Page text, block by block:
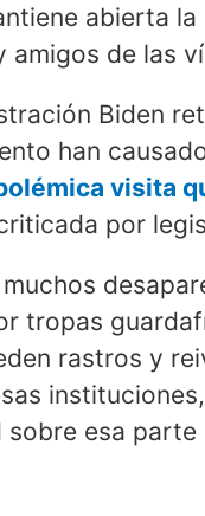
abierta
amigos de las
Biden
han
visita
por
tropas
rastros y
esa